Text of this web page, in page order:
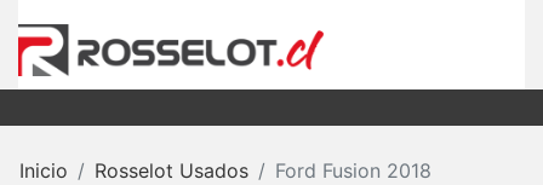
Inicio Rosselot Usados Ford Fusion 2018